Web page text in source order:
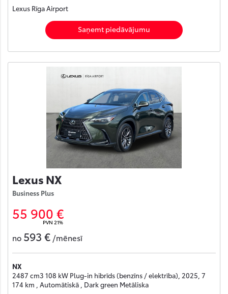
Lexus Rīga Airport
Saņemt piedāvājumu
Lexus NX
Business Plus
55 900 €
PVN 21%
no 593 € /mēnesī
NX
2487 cm3 108 kW Plug-in hibrīds (benzīns / elektrība), 2025, 7
174 km , Automātiskā , Dark green Metāliska